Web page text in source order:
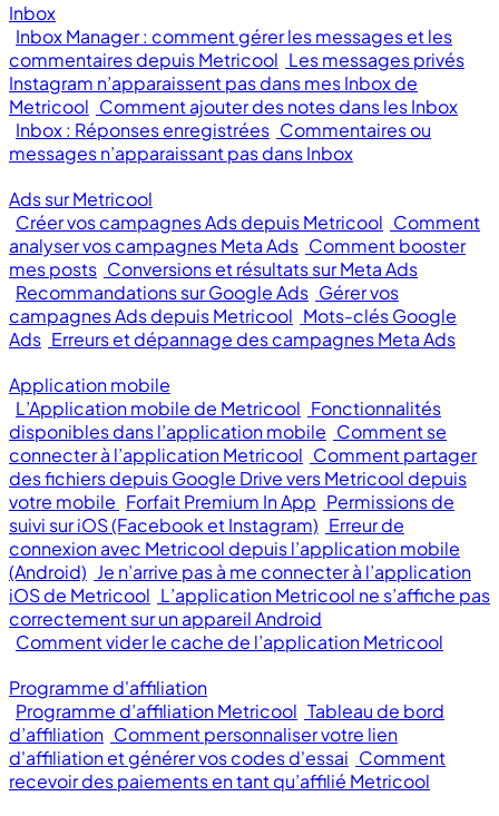
Inbox
Inbox Manager : comment gérer les messages et les
commentaires depuis Metricool Les messages privés
Instagram n’apparaissent pas dans mes Inbox de
Metricool Comment ajouter des notes dans les Inbox
Inbox : Réponses enregistrées Commentaires ou
messages n’apparaissant pas dans Inbox
Ads sur Metricool
Créer vos campagnes Ads depuis Metricool Comment
analyser vos campagnes Meta Ads Comment booster
mes posts Conversions et résultats sur Meta Ads
Recommandations sur Google Ads Gérer vos
campagnes Ads depuis Metricool Mots-clés Google
Ads Erreurs et dépannage des campagnes Meta Ads
Application mobile
L’Application mobile de Metricool Fonctionnalités
disponibles dans l’application mobile Comment se
connecter à l’application Metricool Comment partager
des fichiers depuis Google Drive vers Metricool depuis
votre mobile Forfait Premium In App Permissions de
suivi sur iOS (Facebook et Instagram) Erreur de
connexion avec Metricool depuis l’application mobile
(Android) Je n’arrive pas à me connecter à l’application
iOS de Metricool L’application Metricool ne s’affiche pas
correctement sur un appareil Android
Comment vider le cache de l’application Metricool
Programme d'affiliation
Programme d’affiliation Metricool Tableau de bord
d’affiliation Comment personnaliser votre lien
d'affiliation et générer vos codes d'essai Comment
recevoir des paiements en tant qu’affilié Metricool